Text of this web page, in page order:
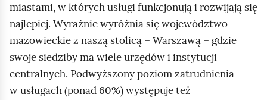
miastami, w których usługi funkcjonują i rozwijają się
najlepiej. Wyraźnie wyróżnia się województwo
mazowieckie z naszą stolicą – Warszawą – gdzie
swoje siedziby ma wiele urzędów i instytucji
centralnych. Podwyższony poziom zatrudnienia
w usługach (ponad 60%) występuje też